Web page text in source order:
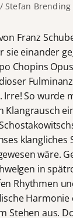
Stefan Brending
Franz
einander
Chopins
So wurde
Klangrausch
wäre.
in
Rhythmen
Stehen aus.